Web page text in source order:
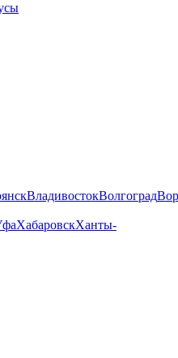
ВладивостокВолгоград
ХабаровскХанты-